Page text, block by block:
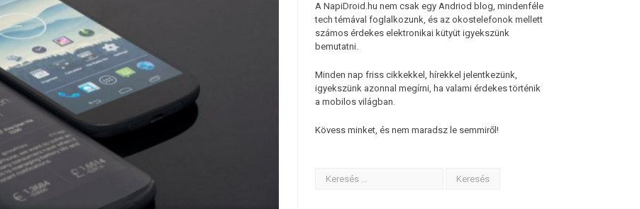
A NapiDroid.hu nem csak egy Andriod blog, mindenféle
tech témával foglalkozunk, és az okostelefonok mellett
számos érdekes elektronikai kütyüt igyekszünk
bemutatni.
Minden nap friss cikkekkel, hírekkel jelentkezünk,
igyekszünk azonnal megírni, ha valami érdekes történik
a mobilos világban.
Kövess minket, és nem maradsz le semmiről!